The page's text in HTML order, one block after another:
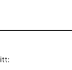
itt: